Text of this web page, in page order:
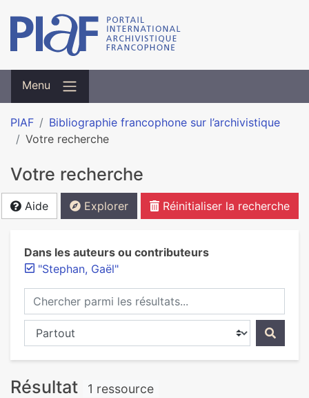
Menu
PIAF
Bibliographie francophone sur l’archivistique
Votre recherche
Votre recherche
Aide Explorer Réinitialiser la recherche
Dans les auteurs ou contributeurs
"Stephan, Gaël"
Chercher parmi les résultats...
Chercher dans...
Résultat 1 ressource